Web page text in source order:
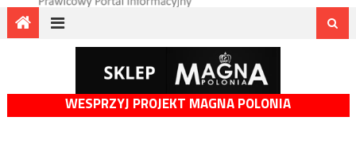
WESPRZYJ PROJEKT MAGNA POLONIA